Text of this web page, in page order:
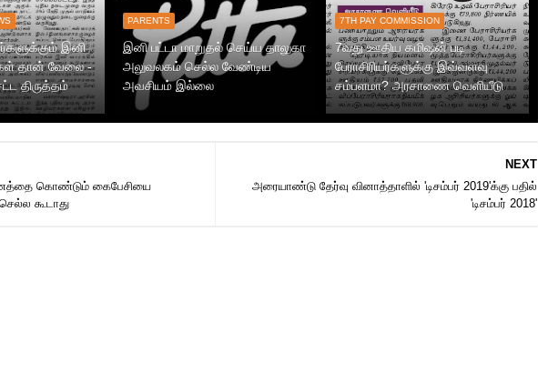
இனி
தான் வேலை -
திருத்தம்
PARENTS
இனி பட்டா மாறுதல் செய்ய தாலுகா
அலுவலகம் செல்ல வேண்டிய
அவசியம் இல்லை
7TH PAY COMMISSION
7வது ஊதிய கமிஷன் படி
பேராசிரியர்களுக்கு இவ்வளவு
சம்பளமா? அரசாணை வெளியீடு
NEXT
அரையாண்டு தேர்வு வினாத்தாளில் 'டிசம்பர் 2019'க்கு பதில்
'டிசம்பர் 2018'
கொண்டும் கைபேசியை
கூடாது